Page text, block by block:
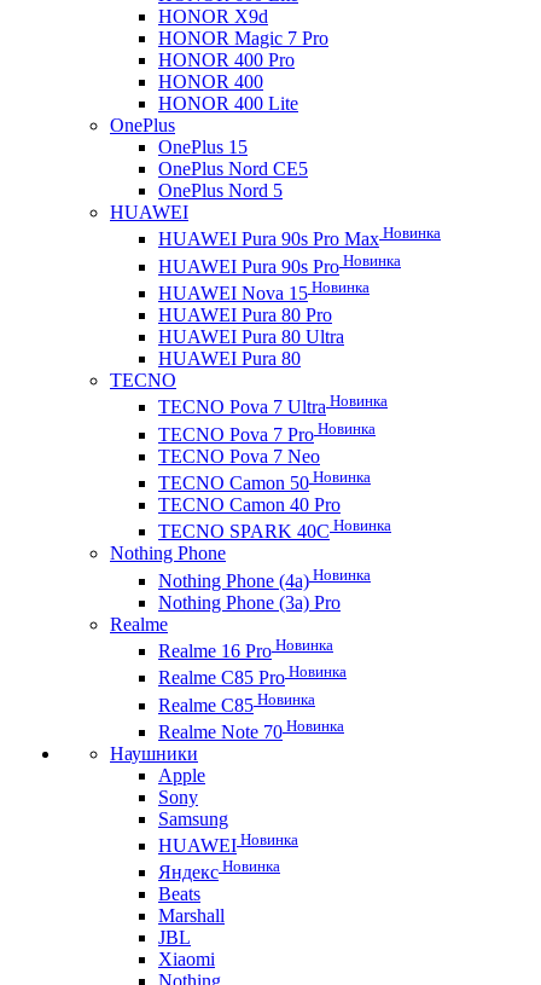
HONOR X9d
HONOR Magic 7 Pro
HONOR 400 Pro
HONOR 400
HONOR 400 Lite
OnePlus
OnePlus 15
OnePlus Nord CE5
OnePlus Nord 5
HUAWEI
HUAWEI Pura 90s Pro Max Новинка
HUAWEI Pura 90s Pro Новинка
HUAWEI Nova 15 Новинка
HUAWEI Pura 80 Pro
HUAWEI Pura 80 Ultra
HUAWEI Pura 80
TECNO
TECNO Pova 7 Ultra Новинка
TECNO Pova 7 Pro Новинка
TECNO Pova 7 Neo
TECNO Camon 50 Новинка
TECNO Camon 40 Pro
TECNO SPARK 40C Новинка
Nothing Phone
Nothing Phone (4a) Новинка
Nothing Phone (3a) Pro
Realme
Realme 16 Pro Новинка
Realme C85 Pro Новинка
Realme C85 Новинка
Realme Note 70 Новинка
Наушники
Apple
Sony
Samsung
HUAWEI Новинка
Яндекс Новинка
Beats
Marshall
JBL
Xiaomi